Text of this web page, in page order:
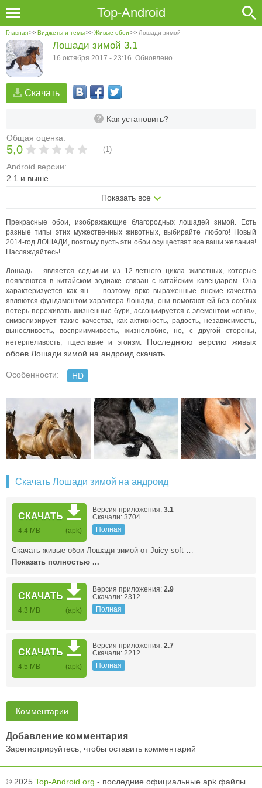
Top-Android
Главная>>Виджеты и темы>>Живые обои >> Лошади зимой
Скачать
Как установить?
Общая оценка:
5,0 (1)
Android версии:
2.1 и выше
Показать все
Лошади зимой 3.1
16 октября 2017 - 23:16. Обновлено
Прекрасные обои, изображающие благородных лошадей зимой. Есть
разные типы этих мужественных животных, выбирайте любого! Новый
2014-год ЛОШАДИ, поэтому пусть эти обои осуществят все ваши желания!
Наслаждайтесь!
Лошадь - является седьмым из 12-летнего цикла животных, которые
появляются в китайском зодиаке связан с китайским календарем. Она
характеризуется как ян — поэтому ярко выраженные янские качества
являются фундаментом характера Лошади, они помогают ей без особых
потерь переживать жизненные бури, ассоциируется с элементом «огня»,
символизирует такие качества, как активность, радость, независимость,
выносливость, восприимчивость, жизнелюбие, но, с другой стороны,
нетерпеливость, тщеславие и эгоизм. Последнюю версию живых
обоев Лошади зимой на андроид скачать.
Особенности: HD
Скачать Лошади зимой на андроид
СКАЧАТЬ
4.4 MB (apk)
Версия приложения: 3.1
Скачали: 3704
Полная
Скачать живые обои Лошади зимой от Juicy soft …
Показать полностью ...
СКАЧАТЬ
4.3 MB (apk)
Версия приложения: 2.9
Скачали: 2312
Полная
СКАЧАТЬ
4.5 MB (apk)
Версия приложения: 2.7
Скачали: 2212
Полная
Комментарии
Добавление комментария
Зарегистрируйтесь, чтобы оставить комментарий
© 2025 Top-Android.org - последние официальные apk файлы